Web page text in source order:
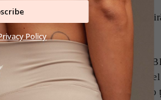
compromisuri: materialul moale
perfectă a performanței și stilului –
estetică pură, care funcționează la
i cu
RIBBED CROP-TOP
pentru o
Policy